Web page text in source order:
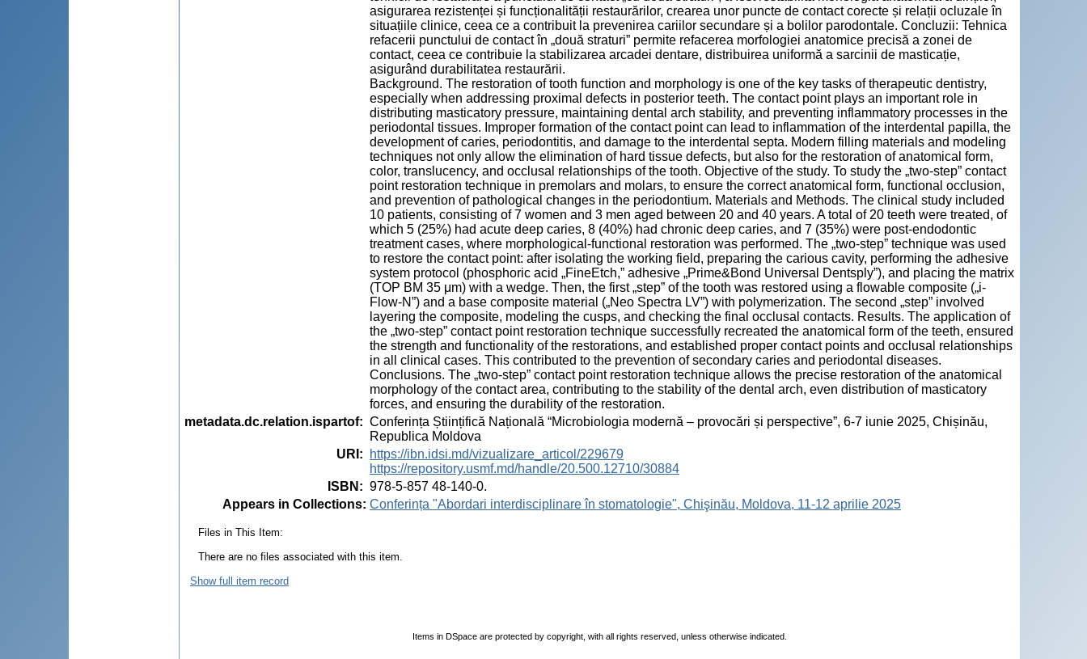
asigurarea rezistenței și funcționalității restaurărilor, crearea unor puncte de contact corecte și relații ocluzale în
situațiile clinice, ceea ce a contribuit la prevenirea cariilor secundare și a bolilor parodontale. Concluzii: Tehnica
refacerii punctului de contact în „două straturi” permite refacerea morfologiei anatomice precisă a zonei de
contact, ceea ce contribuie la stabilizarea arcadei dentare, distribuirea uniformă a sarcinii de masticație,
asigurând durabilitatea restaurării.
Background. The restoration of tooth function and morphology is one of the key tasks of therapeutic dentistry,
especially when addressing proximal defects in posterior teeth. The contact point plays an important role in
distributing masticatory pressure, maintaining dental arch stability, and preventing inflammatory processes in the
periodontal tissues. Improper formation of the contact point can lead to inflammation of the interdental papilla, the
development of caries, periodontitis, and damage to the interdental septa. Modern filling materials and modeling
techniques not only allow the elimination of hard tissue defects, but also for the restoration of anatomical form,
color, translucency, and occlusal relationships of the tooth. Objective of the study. To study the „two-step” contact
point restoration technique in premolars and molars, to ensure the correct anatomical form, functional occlusion,
and prevention of pathological changes in the periodontium. Materials and Methods. The clinical study included
10 patients, consisting of 7 women and 3 men aged between 20 and 40 years. A total of 20 teeth were treated, of
which 5 (25%) had acute deep caries, 8 (40%) had chronic deep caries, and 7 (35%) were post-endodontic
treatment cases, where morphological-functional restoration was performed. The „two-step” technique was used
to restore the contact point: after isolating the working field, preparing the carious cavity, performing the adhesive
system protocol (phosphoric acid „FineEtch,” adhesive „Prime&Bond Universal Dentsply”), and placing the matrix
(TOP BM 35 μm) with a wedge. Then, the first „step” of the tooth was restored using a flowable composite („i-
Flow-N”) and a base composite material („Neo Spectra LV”) with polymerization. The second „step” involved
layering the composite, modeling the cusps, and checking the final occlusal contacts. Results. The application of
the „two-step” contact point restoration technique successfully recreated the anatomical form of the teeth, ensured
the strength and functionality of the restorations, and established proper contact points and occlusal relationships
in all clinical cases. This contributed to the prevention of secondary caries and periodontal diseases.
Conclusions. The „two-step” contact point restoration technique allows the precise restoration of the anatomical
morphology of the contact area, contributing to the stability of the dental arch, even distribution of masticatory
forces, and ensuring the durability of the restoration.
metadata.dc.relation.ispartof: Conferința Științifică Națională “Microbiologia modernă – provocări și perspective”, 6-7 iunie 2025, Chișinău,
Republica Moldova
URI :
https://ibn.idsi.md/vizualizare_articol/229679
https://repository.usmf.md/handle/20.500.12710/30884
ISBN : 978-5-857 48-140-0.
Appears in Collections: Conferința "Abordari interdisciplinare în stomatologie", Chişinău, Moldova, 11-12 aprilie 2025
Files in This Item:
There are no files associated with this item.
Show full item record
Items in DSpace are protected by copyright, with all rights reserved, unless otherwise indicated.